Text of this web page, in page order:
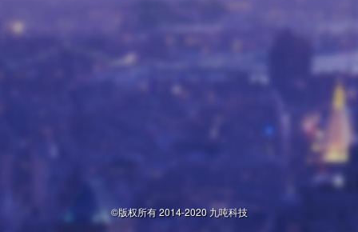
©版权所有 2014-2020 九吨科技